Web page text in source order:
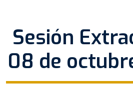
Sesión
08 de